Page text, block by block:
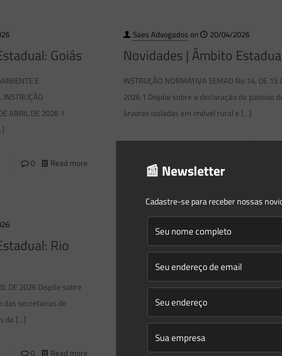
Goiás
E
INSTRUÇÃO
ABRIL DE 2026 1
0 Read more
Saes Advogadoson 20/04/2026
Novidades | Âmbito
INSTRUÇÃO NORMATIVA SEMAD No 14, DE 15
2026 1 Dispõe sobre a declaração de passivo
árvores isoladas em imóvel rural e […]
Rio
DE 2026 Dispõe sobre
das secretarias de
da […]
0 Read more
Novidades | Âmbito
Catarina
PORTARIA IMA No 96, DE 14 DE ABRIL DE 2026
Portaria IMA No 140/2024 e a Instrução
que dispõe sobre[…]
0
📰 Newsletter
Cadastre-se para receber nossas